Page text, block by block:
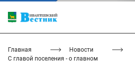
Главная
Новости
С главой поселения - о главном